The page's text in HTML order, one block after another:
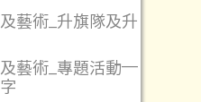
藝術_升旗隊及升
藝術_專題活動—